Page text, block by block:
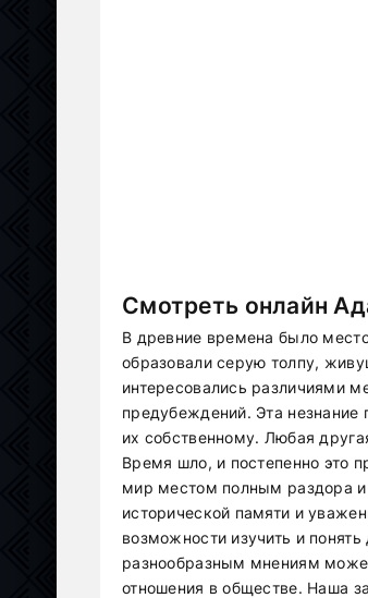
Смотреть онлайн
В древние времена было
образовали серую толпу,
интересовались различиями
предубеждений. Эта незнание
их собственному. Любая
Время шло, и постепенно это
мир местом полным раздора и
исторической памяти и
возможности изучить и
разнообразным мнениям
отношения в обществе. Наша